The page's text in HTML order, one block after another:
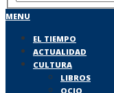
MENU
EL TIEMPO
ACTUALIDAD
CULTURA
LIBROS
OCIO